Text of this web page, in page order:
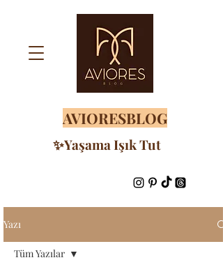
AVIORESBLOG
✨Yaşama Işık Tut
Yazı
Tüm Yazılar